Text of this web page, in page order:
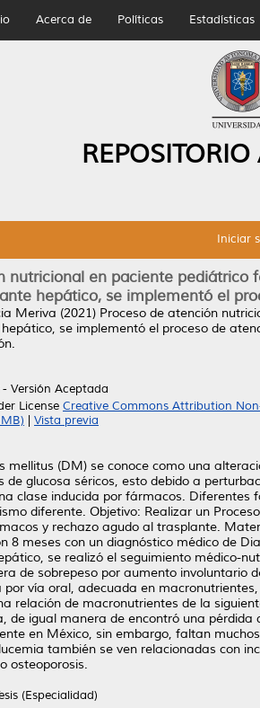
Acerca de Políticas Estadísticas
Iniciar
nutricional en paciente
hepático, se implementó el
Meriva (2021) Proceso de atención
se implementó el proceso de
- Versión Aceptada
License Creative Commons Attribution
Vista previa
mellitus (DM) se conoce como una
de glucosa séricos, esto debido a
clase inducida por fármacos.
diferente. Objetivo: Realizar un
y rechazo agudo al trasplante.
8 meses con un diagnóstico médico de
se realizó el seguimiento médico-
de sobrepeso por aumento involuntario
vía oral, adecuada en
relación de macronutrientes de la
de igual manera de encontró una
en México, sin embargo, faltan
también se ven relacionadas con
osteoporosis.
(Especialidad)